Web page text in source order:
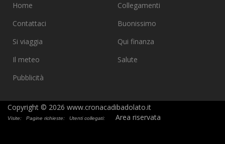
Home
Collegamenti
Contattaci
Buonissimo
Si viaggia
Qui finanza
Il meteo
Salute
Pubblicità
Copyright © 2026 www.cronacadibadolato.it
Visite: Pagine richieste: Utenti collegati: Area riservata